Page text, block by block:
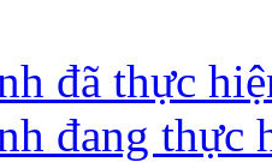
đã thực
đang thực